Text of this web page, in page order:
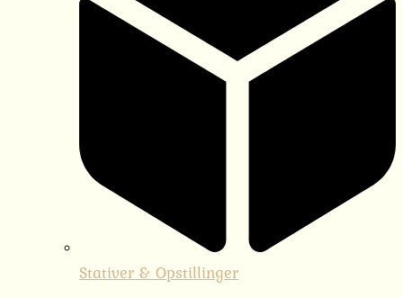
Stativer & Opstillinger